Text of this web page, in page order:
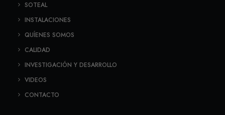
SOTEAL
INSTALACIONES
QUÍENES SOMOS
CALIDAD
INVESTIGACIÓN Y DESARROLLO
VIDEOS
CONTACTO